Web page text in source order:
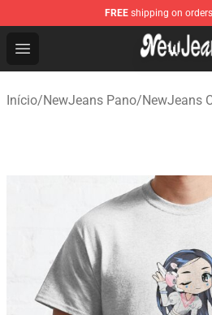
FREE shipping on
Open menu
NewJeans Store - Official
Início/NewJeans Pano/NewJeans